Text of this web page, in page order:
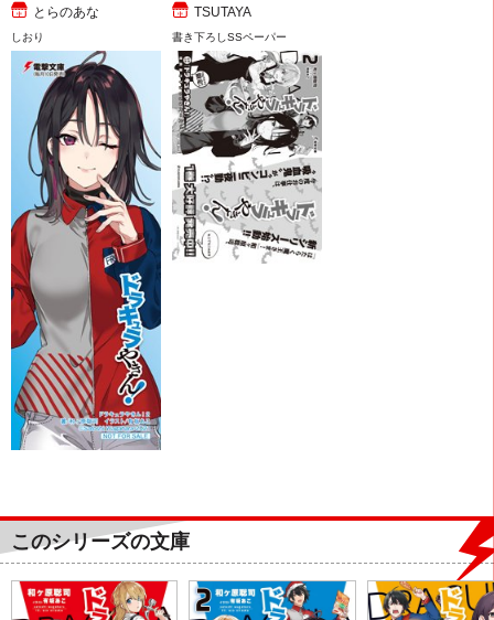
とらのあな
しおり
TSUTAYA
書き下ろしSSペーパー
このシリーズの文庫